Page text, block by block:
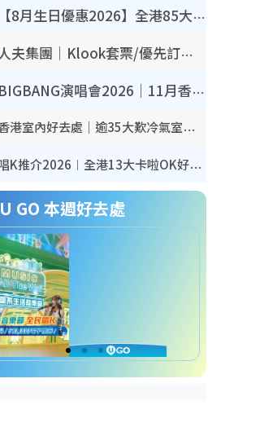
【8月生日優惠2026】全港85大食買玩著數攻略 自助餐/火鍋放題同行免費＋誠品/DONKI送現金券
人夫集團｜Klook套票/優先訂票/公開發售搶飛攻略！附票價.購票連結.場地座位表
BIGBANG演唱會2026｜11月香港啟德開3場！實名制VIP申請、優先購票攻略
香港室內好去處｜逾35大歎冷氣室內好去處推介 室內活動免費避雨無懼落雨
唱K推介2026︱全港13大卡啦OK好去處！最平$36起 日文K都有！(附地址+收費詳情)
U GO 本週好去處